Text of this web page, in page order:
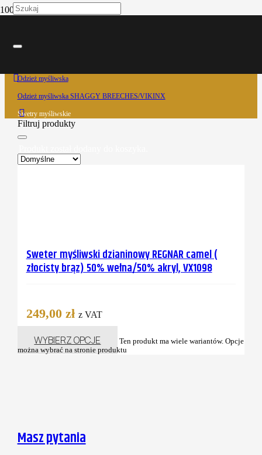
Odzież myśliwska
Odzież myśliwska SHAGGY BREECHES/VIKINX
Swetry myśliwskie
Filtruj produkty
Sweter myśliwski dzianinowy REGNAR camel (
złocisty brąz) 50% wełna/50% akryl, VX1098
249,00 zł z VAT
WYBIERZ OPCJE
Ten produkt ma wiele wariantów. Opcje
można wybrać na stronie produktu
Masz pytania